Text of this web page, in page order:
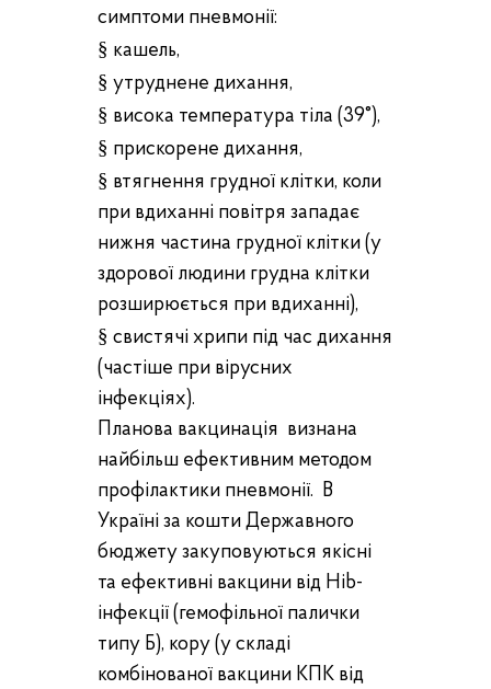
симптоми пневмонії:
§ кашель,
§ утруднене дихання,
§ висока температура тіла (39°),
§ прискорене дихання,
§ втягнення грудної клітки, коли
при вдиханні повітря западає
нижня частина грудної клітки (у
здорової людини грудна клітки
розширюється при вдиханні),
§ свистячі хрипи під час дихання
(частіше при вірусних
інфекціях).
Планова вакцинація визнана
найбільш ефективним методом
профілактики пневмонії. В
Україні за кошти Державного
бюджету закуповуються якісні
та ефективні вакцини від Hib-
інфекції (гемофільної палички
типу Б), кору (у складі
комбінованої вакцини КПК від